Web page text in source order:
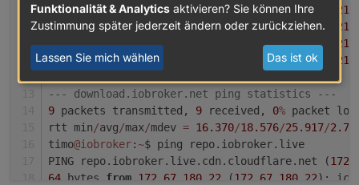
64 bytes from m0855.contabo.host (79.143.182 .215
64 bytes from m0855.contabo.host (79.143.182 .215
64 bytes from m0855.contabo.host (79.143.182 .215
64 bytes from m0855.contabo.host ( 79.143 .182 .215
--- download.iobroker.net ping statistics ---
9 packets transmitted, 9 received, 0% packet
rtt min/avg/max/mdev = 16.370/18.576/25.917/
timo@iobroker:~$ ping repo.iobroker.live
PING repo.iobroker.live.cdn.cloudflare.net (
64 bytes from 172.67 .180 .22 (172.67 .180 .22):
Funktionalität & Analytics aktivieren? Sie können Ihre
Zustimmung später jederzeit ändern oder zurückziehen.
Lassen Sie mich wählen Das ist ok